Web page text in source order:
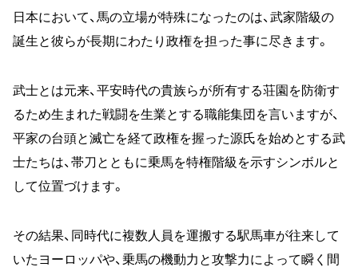
日本において、馬の立場が特殊になったのは、武家階級の
誕生と彼らが長期にわたり政権を担った事に尽きます。
武士とは元来、平安時代の貴族らが所有する荘園を防衛す
るため生まれた戦闘を生業とする職能集団を言いますが、
平家の台頭と滅亡を経て政権を握った源氏を始めとする武
士たちは、帯刀とともに乗馬を特権階級を示すシンボルと
して位置づけます。
その結果、同時代に複数人員を運搬する駅馬車が往来して
いたヨーロッパや、乗馬の機動力と攻撃力によって瞬く間